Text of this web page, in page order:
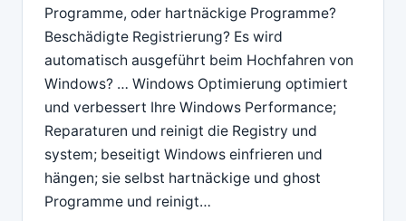
Programme, oder hartnäckige Programme?
Beschädigte Registrierung? Es wird
automatisch ausgeführt beim Hochfahren von
Windows? … Windows Optimierung optimiert
und verbessert Ihre Windows Performance;
Reparaturen und reinigt die Registry und
system; beseitigt Windows einfrieren und
hängen; sie selbst hartnäckige und ghost
Programme und reinigt…